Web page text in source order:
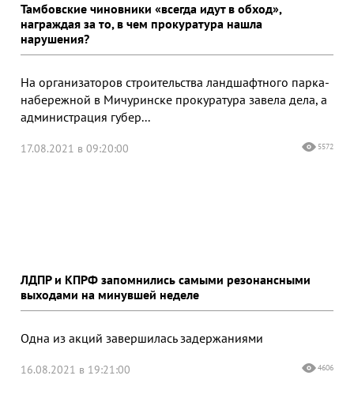
Тамбовские чиновники «всегда идут в обход»,
награждая за то, в чем прокуратура нашла
нарушения?
На организаторов строительства ландшафтного парка-
набережной в Мичуринске прокуратура завела дела, а
администрация губер...
17.08.2021 в 09:20:00 5572
ЛДПР и КПРФ запомнились самыми резонансными
выходами на минувшей неделе
Одна из акций завершилась задержаниями
16.08.2021 в 19:21:00 4606